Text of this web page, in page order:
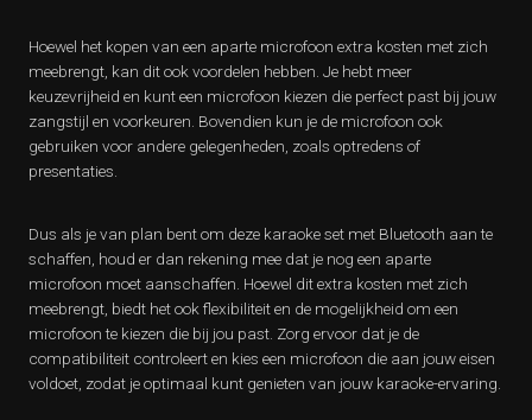
Hoewel het kopen van een aparte microfoon extra kosten met zich
meebrengt, kan dit ook voordelen hebben. Je hebt meer
keuzevrijheid en kunt een microfoon kiezen die perfect past bij jouw
zangstijl en voorkeuren. Bovendien kun je de microfoon ook
gebruiken voor andere gelegenheden, zoals optredens of
presentaties.
Dus als je van plan bent om deze karaoke set met Bluetooth aan te
schaffen, houd er dan rekening mee dat je nog een aparte
microfoon moet aanschaffen. Hoewel dit extra kosten met zich
meebrengt, biedt het ook flexibiliteit en de mogelijkheid om een
microfoon te kiezen die bij jou past. Zorg ervoor dat je de
compatibiliteit controleert en kies een microfoon die aan jouw eisen
voldoet, zodat je optimaal kunt genieten van jouw karaoke-ervaring.